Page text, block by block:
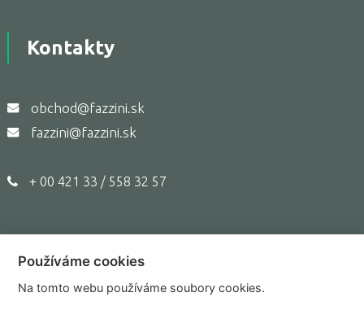
Kontakty
obchod@fazzini.sk
fazzini@fazzini.sk
+ 00 421 33 / 558 32 57
Copyright © 2017,Fazzini.sk
Používáme cookies
Na tomto webu používáme soubory cookies.